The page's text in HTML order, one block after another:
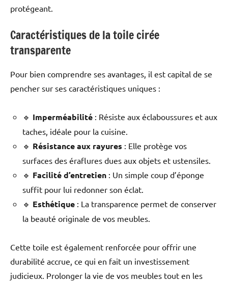
protégeant.
Caractéristiques de la toile cirée
transparente
Pour bien comprendre ses avantages, il est capital de se
pencher sur ses caractéristiques uniques :
🔹 Imperméabilité : Résiste aux éclaboussures et aux
taches, idéale pour la cuisine.
🔹 Résistance aux rayures : Elle protège vos
surfaces des éraflures dues aux objets et ustensiles.
🔹 Facilité d’entretien : Un simple coup d’éponge
suffit pour lui redonner son éclat.
🔹 Esthétique : La transparence permet de conserver
la beauté originale de vos meubles.
Cette toile est également renforcée pour offrir une
durabilité accrue, ce qui en fait un investissement
judicieux. Prolonger la vie de vos meubles tout en les